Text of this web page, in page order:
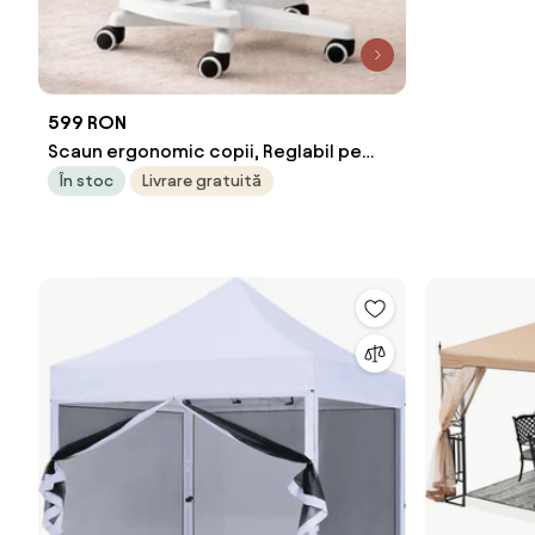
599 RON
Scaun ergonomic copii, Reglabil pe
inaltime, Cotiere rabatabile 2D, Roti
În stoc Livrare gratuită